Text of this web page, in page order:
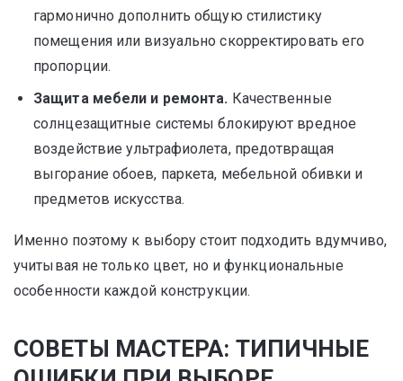
гармонично дополнить общую стилистику
помещения или визуально скорректировать его
пропорции.
Защита мебели и ремонта. Качественные
солнцезащитные системы блокируют вредное
воздействие ультрафиолета, предотвращая
выгорание обоев, паркета, мебельной обивки и
предметов искусства.
Именно поэтому к выбору стоит подходить вдумчиво,
учитывая не только цвет, но и функциональные
особенности каждой конструкции.
СОВЕТЫ МАСТЕРА: ТИПИЧНЫЕ